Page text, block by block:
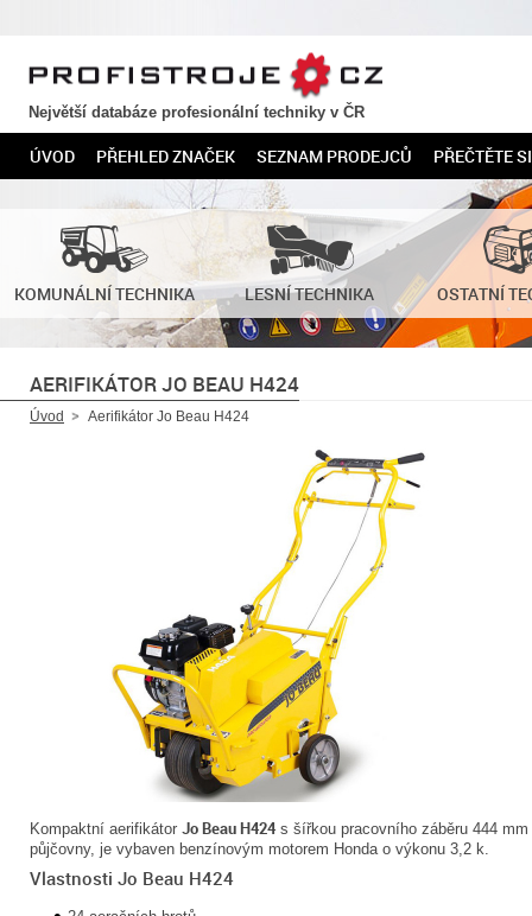
PROFISTROJE.CZ
Největší databáze profesionální techniky v ČR
ÚVOD PŘEHLED ZNAČEK SEZNAM PRODEJCŮ PŘEČTĚTE SI
KOMUNÁLNÍ TECHNIKA LESNÍ TECHNIKA OSTATNÍ
AERIFIKÁTOR JO BEAU H424
Úvod Aerifikátor Jo Beau H424
Kompaktní aerifikátor Jo Beau H424 s šířkou pracovního záběru 444
půjčovny, je vybaven benzínovým motorem Honda o výkonu 3,2 k.
Vlastnosti Jo Beau H424